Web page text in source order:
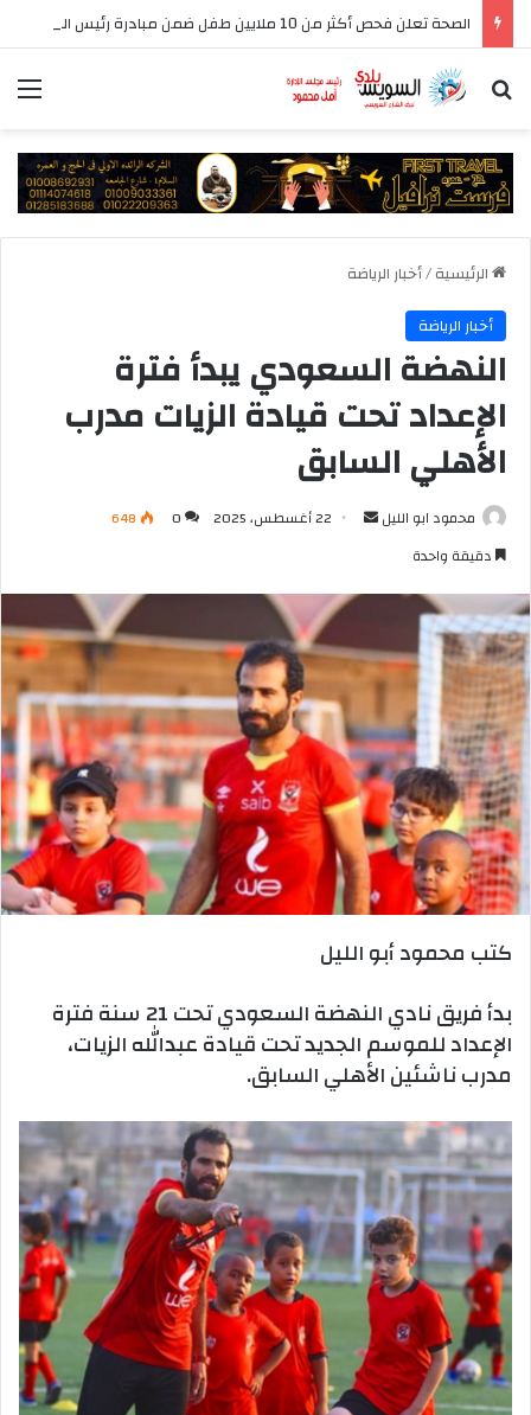
بحث عن
الرئيسية/أخبار الرياضة
أخبار الرياضة
النهضة السعودي يبدأ فترة
الإعداد تحت قيادة الزيات مدرب
الأهلي السابق
محمود ابو الليل
أرسل 22 أغسطس، 2025 0
648
دقيقة واحدة
كتب محمود أبو الليل
بدأ فريق نادي النهضة السعودي تحت 21 سنة فترة
الإعداد للموسم الجديد تحت قيادة عبدالله الزيات،
مدرب ناشئين الأهلي السابق.